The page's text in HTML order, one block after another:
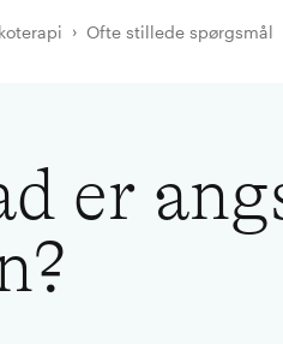
Ofte stillede spørgsmål
er